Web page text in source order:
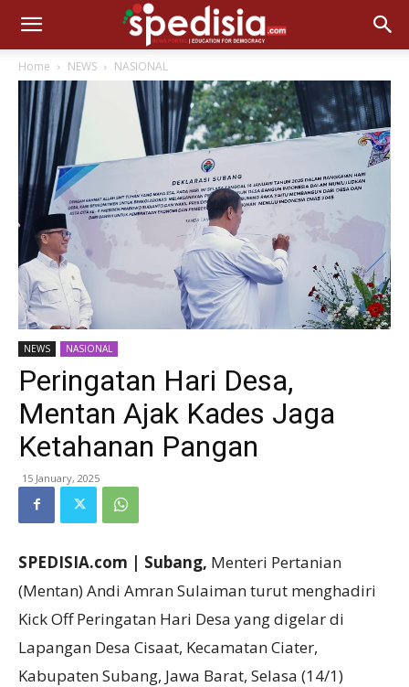
Home NEWS NASIONAL
NEWS NASIONAL
Peringatan Hari Desa,
Mentan Ajak Kades Jaga
Ketahanan Pangan
15 January, 2025
SPEDISIA.com | Subang, Menteri Pertanian
(Mentan) Andi Amran Sulaiman turut menghadiri
Kick Off Peringatan Hari Desa yang digelar di
Lapangan Desa Cisaat, Kecamatan Ciater,
Kabupaten Subang, Jawa Barat, Selasa (14/1)